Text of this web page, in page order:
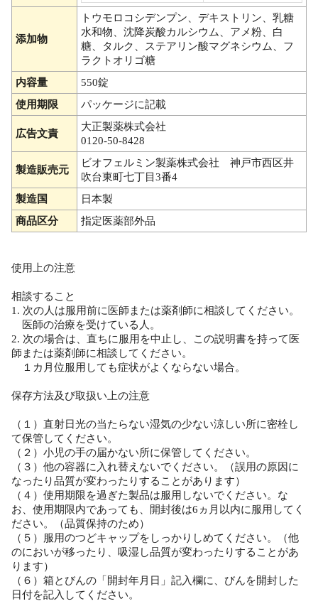
添加物
トウモロコシデンプン、デキストリン、乳糖
水和物、沈降炭酸カルシウム、アメ粉、白
糖、タルク、ステアリン酸マグネシウム、フ
ラクトオリゴ糖
内容量
550錠
使用期限
パッケージに記載
広告文責
大正製薬株式会社
0120-50-8428
製造販売元
ビオフェルミン製薬株式会社 神戸市西区井
吹台東町七丁目3番4
製造国
日本製
商品区分
指定医薬部外品
使用上の注意
相談すること
1. 次の人は服用前に医師または薬剤師に相談してください。
医師の治療を受けている人。
2. 次の場合は、直ちに服用を中止し、この説明書を持って医
師または薬剤師に相談してください。
１カ月位服用しても症状がよくならない場合。
保存方法及び取扱い上の注意
（１）直射日光の当たらない湿気の少ない涼しい所に密栓し
て保管してください。
（２）小児の手の届かない所に保管してください。
（３）他の容器に入れ替えないでください。（誤用の原因に
なったり品質が変わったりすることがあります）
（４）使用期限を過ぎた製品は服用しないでください。な
お、使用期限内であっても、開封後は6ヵ月以内に服用してく
ださい。（品質保持のため）
（５）服用のつどキャップをしっかりしめてください。（他
のにおいが移ったり、吸湿し品質が変わったりすることがあ
ります）
（６）箱とびんの「開封年月日」記入欄に、びんを開封した
日付を記入してください。